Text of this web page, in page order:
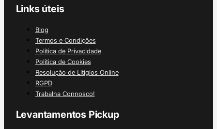
Links úteis
Blog
Termos e Condições
Política de Privacidade
Política de Cookies
Resolução de Litígios Online
RGPD
Trabalha Connosco!
Levantamentos Pickup